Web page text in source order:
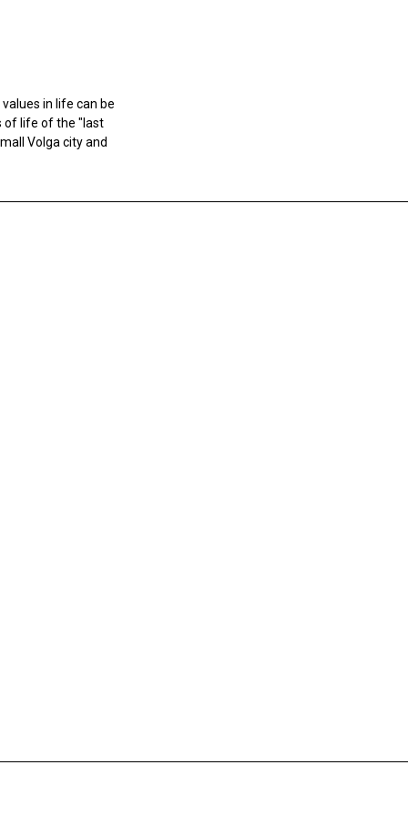
in life can be
of life of the "last
Volga city and